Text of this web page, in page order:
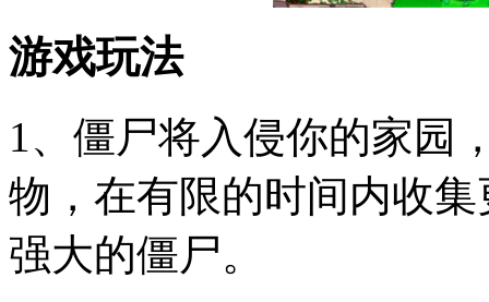
游戏玩法
1、僵尸将入侵你的家园
物，在有限的时间内收
强大的僵尸。